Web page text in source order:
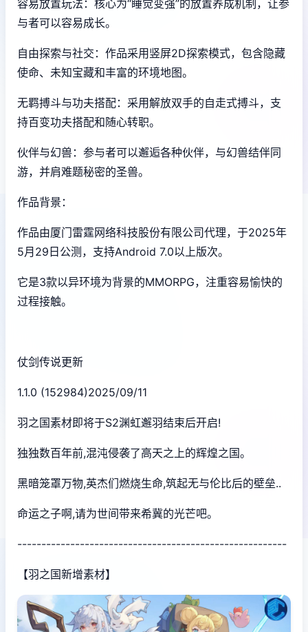
容易放置玩法：核心为“睡觉变强”的放置养成机制，让参
与者可以容易成长。
自由探索与社交：作品采用竖屏2D探索模式，包含隐藏
使命、未知宝藏和丰富的环境地图。
无羁搏斗与功夫搭配：采用解放双手的自走式搏斗，支
持百变功夫搭配和随心转职。
伙伴与幻兽：参与者可以邂逅各种伙伴，与幻兽结伴同
游，并肩难题秘密的圣兽。
作品背景：
作品由厦门雷霆网络科技股份有限公司代理，于2025年
5月29日公测，支持Android 7.0以上版次。
它是3款以异环境为背景的MMORPG，注重容易愉快的
过程接触。
仗剑传说更新
1.1.0 (152984)2025/09/11
羽之国素材即将于S2渊虹邂羽结束后开启!
独独数百年前,混沌侵袭了高天之上的辉煌之国。
黑暗笼罩万物,英杰们燃烧生命,筑起无与伦比后的壁垒..
命运之子啊,请为世间带来希冀的光芒吧。
--------------------------------------------------------
【羽之国新增素材】